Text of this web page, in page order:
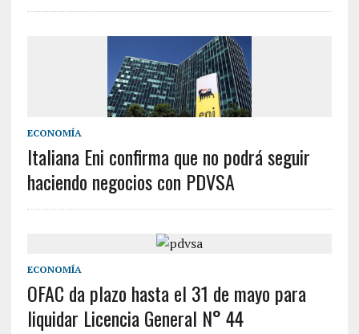
ECONOMÍA
Italiana Eni confirma que no podrá seguir
haciendo negocios con PDVSA
ECONOMÍA
OFAC da plazo hasta el 31 de mayo para
liquidar Licencia General N° 44